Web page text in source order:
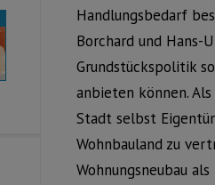
Handlungsbedarf
Borchard und Hans-
Grundstückspolitik
anbieten können.
Stadt selbst
Wohnbauland zu
Wohnungsneubau